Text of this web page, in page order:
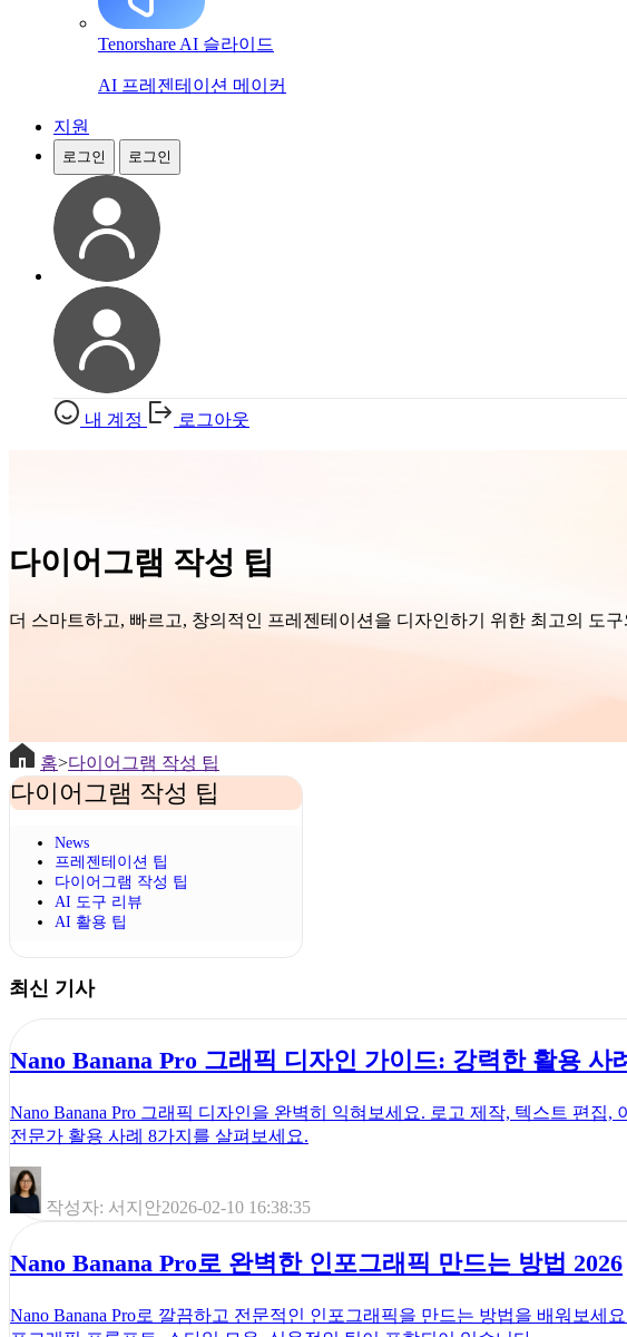
Tenorshare AI 슬라이드
AI 프레젠테이션 메이커
지원
로그인 로그인
내 계정 로그아웃
다이어그램 작성 팁
더 스마트하고, 빠르고, 창의적인 프레젠테이션을 디자인하기 위한 최고의 도
홈>다이어그램 작성 팁
다이어그램 작성 팁
News
프레젠테이션 팁
다이어그램 작성 팁
AI 도구 리뷰
AI 활용 팁
최신 기사
Nano Banana Pro 그래픽 디자인 가이드: 강력한 활용 사
Nano Banana Pro 그래픽 디자인을 완벽히 익혀보세요. 로고 제작, 텍스트 편집
전문가 활용 사례 8가지를 살펴보세요.
작성자: 서지안2026-02-10 16:38:35
Nano Banana Pro로 완벽한 인포그래픽 만드는 방법 2026
Nano Banana Pro로 깔끔하고 전문적인 인포그래픽을 만드는 방법을 배워보세